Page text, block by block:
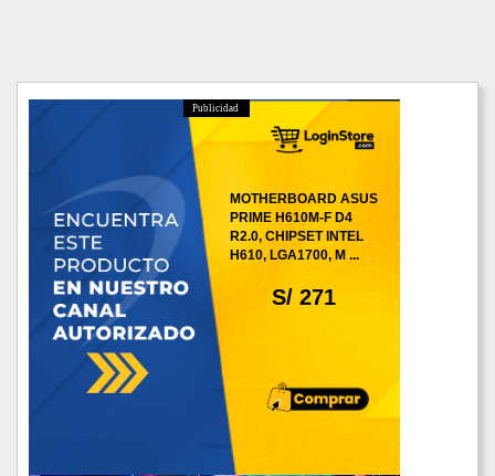
Publicidad
S/ 271
MOTHERBOARD ASUS
PRIME H610M-F D4
R2.0, CHIPSET INTEL
H610, LGA1700, M ...